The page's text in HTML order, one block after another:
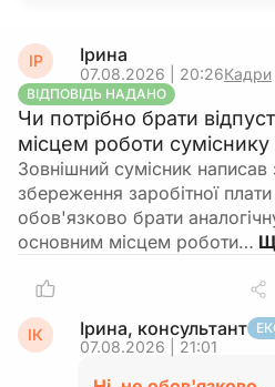
ІР Ірина
07.08.2026 | 20:26Кадри
ВІДПОВІДЬ НАДАНО
Чи потрібно брати
місцем роботи суміснику
Зовнішний сумісник написав
збереження заробітної
обов'язково брати
основним місцем роботи…
ІК Ірина, консультант
07.08.2026 | 21:01